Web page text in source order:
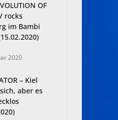
OF
rocks
im Bambi
2020
– Kiel
aber es